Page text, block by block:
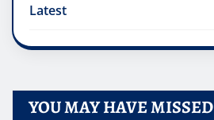
Latest
YOU MAY HAVE MISSED